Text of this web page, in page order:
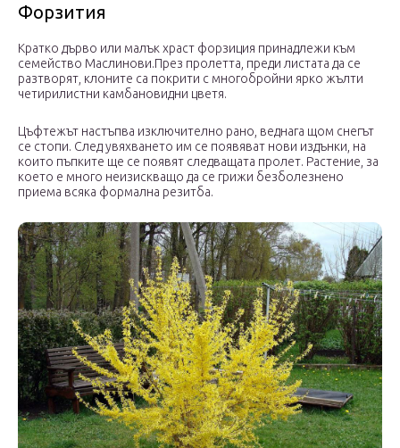
Форзития
Кратко дърво или малък храст форзиция принадлежи към
семейство Маслинови.През пролетта, преди листата да се
разтворят, клоните са покрити с многобройни ярко жълти
четирилистни камбановидни цветя.
Цъфтежът настъпва изключително рано, веднага щом снегът
се стопи. След увяхването им се появяват нови издънки, на
които пъпките ще се появят следващата пролет. Растение, за
което е много неизискващо да се грижи безболезнено
приема всяка формална резитба.